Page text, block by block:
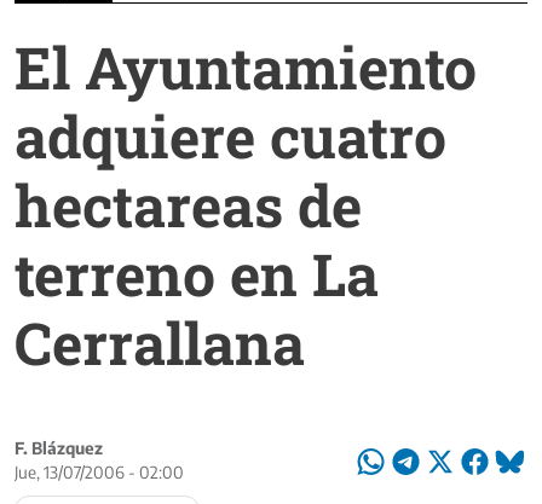
El Ayuntamiento
adquiere cuatro
hectareas de
terreno en La
Cerrallana
F. Blázquez
Jue, 13/07/2006 - 02:00